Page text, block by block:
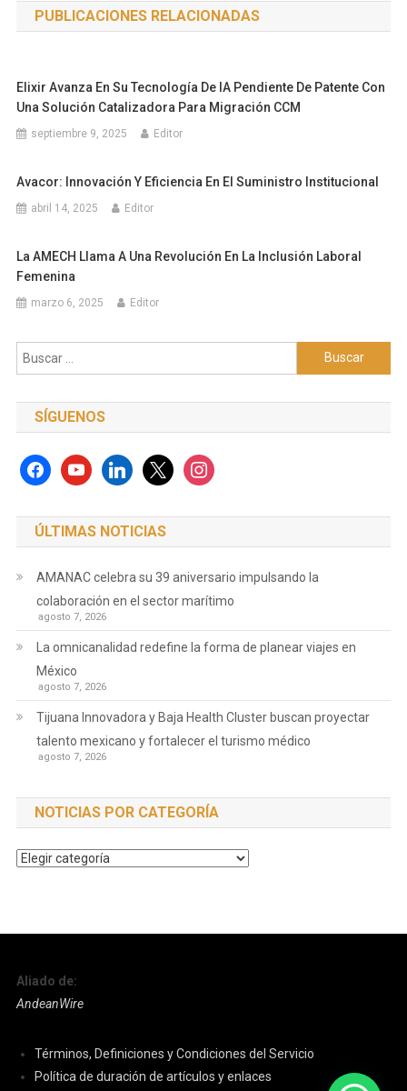
entradas
PUBLICACIONES RELACIONADAS
Elixir Avanza En Su Tecnología De IA Pendiente De Patente Con
Una Solución Catalizadora Para Migración CCM
septiembre 9, 2025 Editor
Avacor: Innovación Y Eficiencia En El Suministro Institucional
abril 14, 2025 Editor
La AMECH Llama A Una Revolución En La Inclusión Laboral
Femenina
marzo 6, 2025 Editor
Buscar:
SÍGUENOS
facebookyoutubelinkedinx instagram
ÚLTIMAS NOTICIAS
AMANAC celebra su 39 aniversario impulsando la
colaboración en el sector marítimo
agosto 7, 2026
La omnicanalidad redefine la forma de planear viajes en
México
agosto 7, 2026
Tijuana Innovadora y Baja Health Cluster buscan proyectar
talento mexicano y fortalecer el turismo médico
agosto 7, 2026
NOTICIAS POR CATEGORÍA
Noticias
Aliado de:
AndeanWire
Términos, Definiciones y Condiciones del Servicio
Política de duración de artículos y enlaces